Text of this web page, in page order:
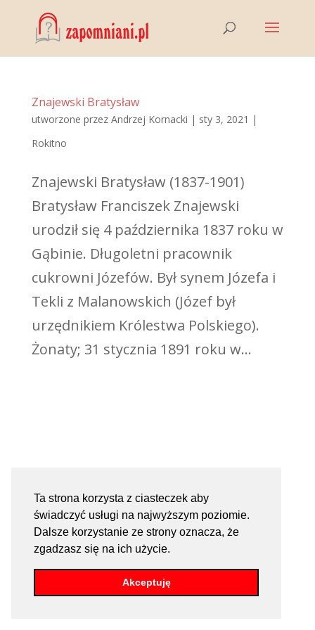
Ta strona korzysta z ciasteczek aby
świadczyć usługi na najwyższym poziomie.
Dalsze korzystanie ze strony oznacza, że
zgadzasz się na ich użycie.
Akceptuję
Znajewski Bratysław
utworzone przez Andrzej Kornacki | sty 3, 2021 |
Rokitno
Znajewski Bratysław (1837-1901)
Bratysław Franciszek Znajewski
urodził się 4 października 1837 roku w
Gąbinie. Długoletni pracownik
cukrowni Józefów. Był synem Józefa i
Tekli z Malanowskich (Józef był
urzędnikiem Królestwa Polskiego).
Żonaty; 31 stycznia 1891 roku w...